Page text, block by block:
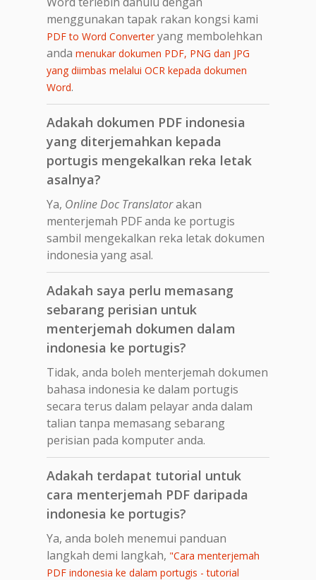
menggunakan tapak rakan kongsi kami
PDF to Word Converteryang membolehkan
anda menukar dokumen PDF, PNG dan JPG
yang diimbas melalui OCR kepada dokumen
Word.
Adakah dokumen PDF indonesia
yang diterjemahkan kepada
portugis mengekalkan reka letak
asalnya?
Ya, Online Doc Translatorakan
menterjemah PDF anda ke portugis
sambil mengekalkan reka letak dokumen
indonesia yang asal.
Adakah saya perlu memasang
sebarang perisian untuk
menterjemah dokumen dalam
indonesia ke portugis?
Tidak, anda boleh menterjemah dokumen
bahasa indonesia ke dalam portugis
secara terus dalam pelayar anda dalam
talian tanpa memasang sebarang
perisian pada komputer anda.
Adakah terdapat tutorial untuk
cara menterjemah PDF daripada
indonesia ke portugis?
Ya, anda boleh menemui panduan
langkah demi langkah, "Cara menterjemah
PDF indonesia ke dalam portugis - tutorial